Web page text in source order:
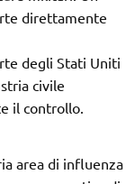
direttamente
degli Stati Uniti
civile
il controllo.
area di influenza